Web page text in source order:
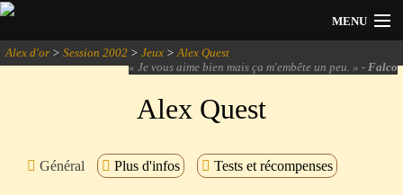
MENU
Actualités
Alex d'or > Session 2002 > Jeux >Alex Quest
« Je vous aime bien mais ça m'embête un peu. » - Falco
Alex Quest
Général Plus d'infos Tests et récompenses